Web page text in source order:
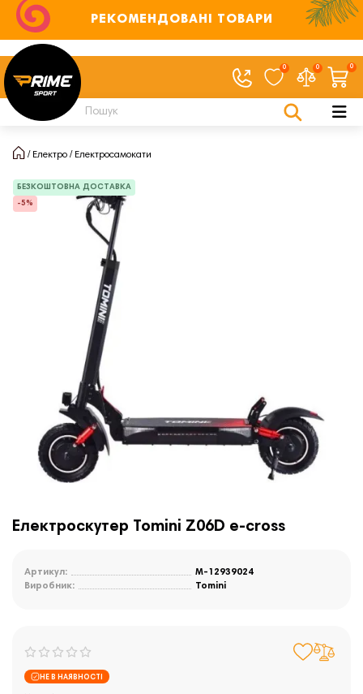
РЕКОМЕНДОВАНІ ТОВАРИ
0 0 0
Електро Електросамокати
БЕЗКОШТОВНА ДОСТАВКА
-5%
Електроскутер Tomini Z06D e-cross
Артикул:
M-12939024
Виробник:
Tomini
НЕ В НАЯВНОСТІ